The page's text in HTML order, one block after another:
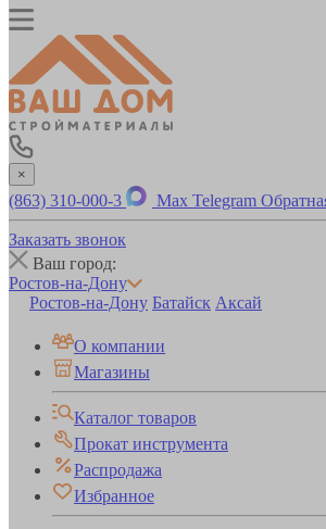
×
(863) 310-000-3 Max Telegram
Заказать звонок
Ваш город:
Ростов-на-Дону
Ростов-на-Дону Батайск Аксай
О компании
Магазины
Каталог товаров
Прокат инструмента
Распродажа
Избранное